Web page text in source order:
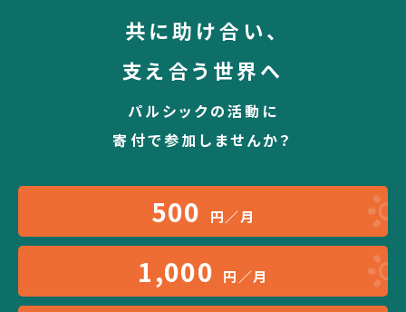
共に助け合い、
支え合う世界へ
パルシックの活動に
寄付で参加しませんか？
500 円／月
1,000 円／月